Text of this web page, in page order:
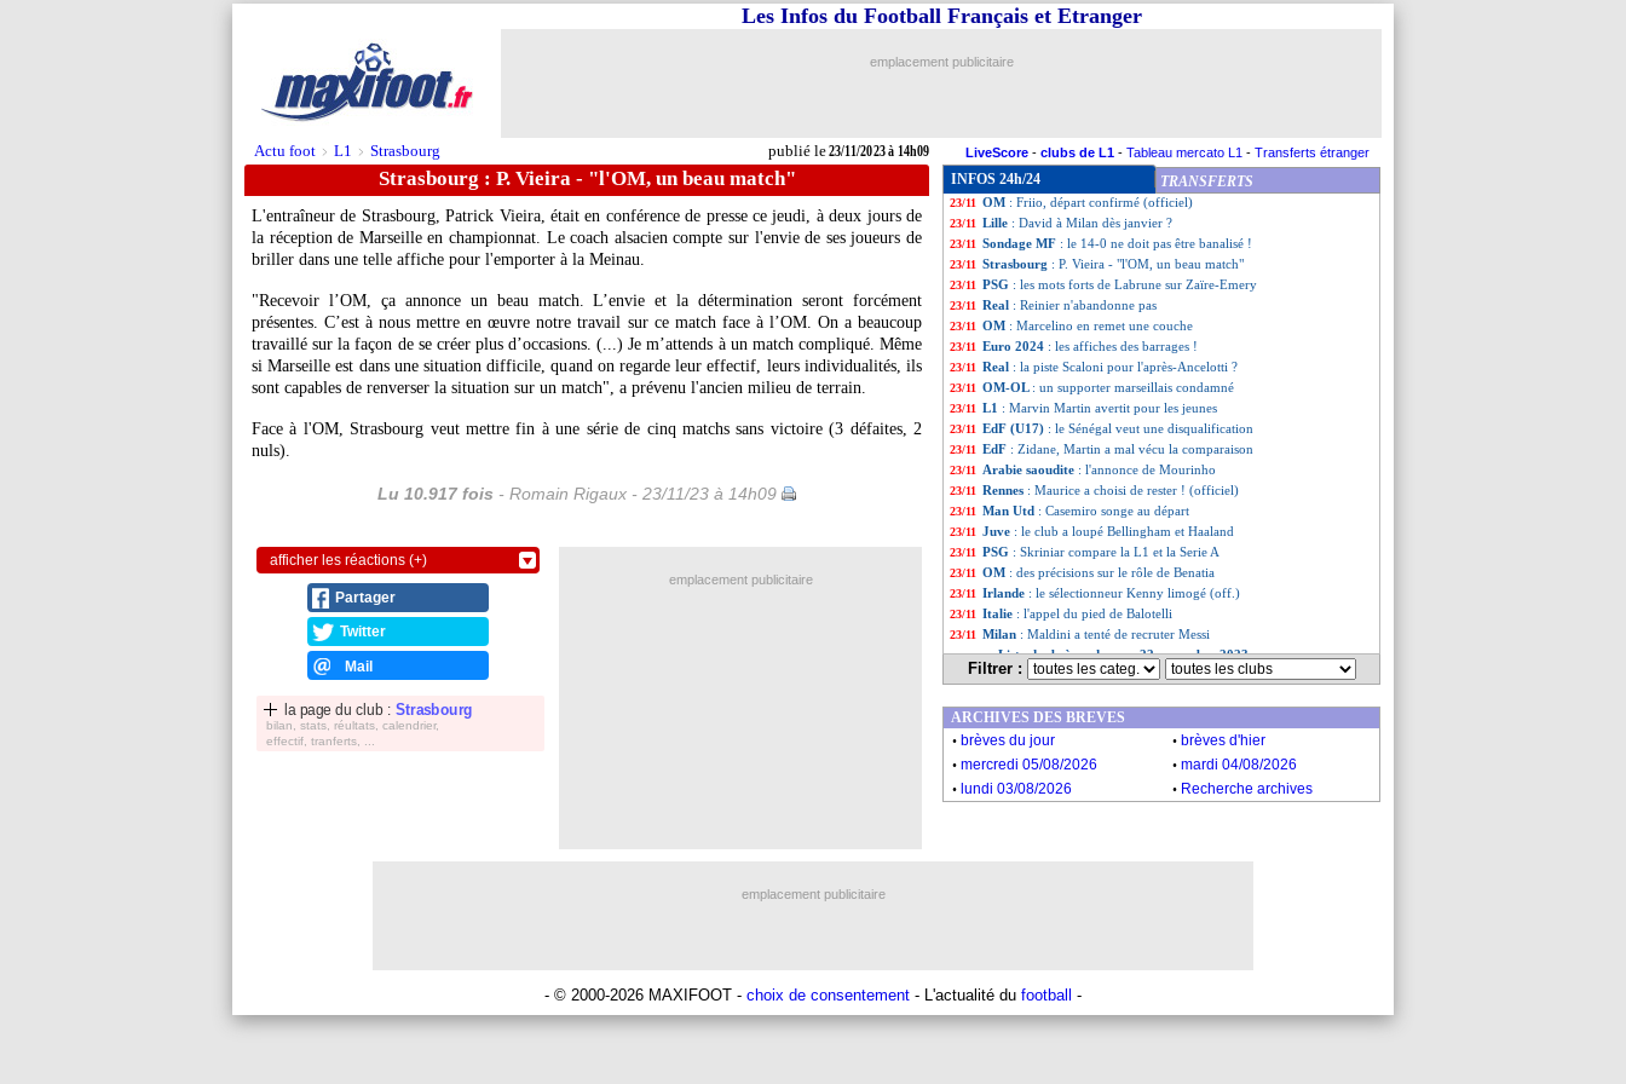
Actu foot > L1 > Strasbourg publié le23/11/2023 à 14h09
Les Infos du Football Français et Etranger
emplacement publicitaire
LiveScore - clubs de L1 - Tableau mercato L1 - Transferts étranger
Strasbourg : P. Vieira - "l'OM, un beau match"
L'entraîneur de Strasbourg, Patrick Vieira, était en conférence de presse ce jeudi, à deux jours de
la réception de Marseille en championnat. Le coach alsacien compte sur l'envie de ses joueurs de
briller dans une telle affiche pour l'emporter à la Meinau.
"Recevoir l’OM, ça annonce un beau match. L’envie et la détermination seront forcément
présentes. C’est à nous mettre en œuvre notre travail sur ce match face à l’OM. On a beaucoup
travaillé sur la façon de se créer plus d’occasions. (...) Je m’attends à un match compliqué. Même
si Marseille est dans une situation difficile, quand on regarde leur effectif, leurs individualités, ils
sont capables de renverser la situation sur un match", a prévenu l'ancien milieu de terrain.
Face à l'OM, Strasbourg veut mettre fin à une série de cinq matchs sans victoire (3 défaites, 2
nuls).
Lu 10.917 fois - Romain Rigaux - 23/11/23 à 14h09
afficher les réactions (+)
Partager
Twitter
Mail
la page du club : Strasbourg
bilan, stats, réultats, calendrier,
effectif, tranferts, ...
INFOS 24h/24 TRANSFERTS
23/11 OM: le Pana, Marcelino crie à l'injustice
23/11 Real: la piste Icardi
23/11 Divers: Mbappé-Haaland, le regret de D. Cissé
23/11 PSG: Ruiz et Soler sont partis pour rester
23/11 OM : Friio, départ confirmé (officiel)
23/11 Lille : David à Milan dès janvier ?
23/11 Sondage MF : le 14-0 ne doit pas être banalisé !
23/11 Strasbourg : P. Vieira - "l'OM, un beau match"
23/11 PSG : les mots forts de Labrune sur Zaïre-Emery
23/11 Real : Reinier n'abandonne pas
23/11 OM : Marcelino en remet une couche
23/11 Euro 2024 : les affiches des barrages !
23/11 Real : la piste Scaloni pour l'après-Ancelotti ?
23/11 OM-OL : un supporter marseillais condamné
23/11 L1 : Marvin Martin avertit pour les jeunes
23/11 EdF (U17) : le Sénégal veut une disqualification
23/11 EdF : Zidane, Martin a mal vécu la comparaison
23/11 Arabie saoudite : l'annonce de Mourinho
23/11 Rennes : Maurice a choisi de rester ! (officiel)
23/11 Man Utd : Casemiro songe au départ
23/11 Juve : le club a loupé Bellingham et Haaland
23/11 PSG : Skriniar compare la L1 et la Serie A
23/11 OM : des précisions sur le rôle de Benatia
23/11 Irlande : le sélectionneur Kenny limogé (off.)
23/11 Italie : l'appel du pied de Balotelli
23/11 Milan : Maldini a tenté de recruter Messi
... Liste des brèves du mer. 22 novembre 2023
Liste des brèves du mar. 21 novembre 2023
Filtrer :
emplacement publicitaire
ARCHIVES DES BREVES
. brèves du jour . brèves d'hier
. mercredi 05/08/2026 . mardi 04/08/2026
. lundi 03/08/2026 . Recherche archives
emplacement publicitaire
- © 2000-2026 MAXIFOOT - choix de consentement - L'actualité du football -